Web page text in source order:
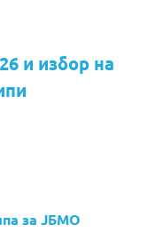
и избор на
за ЈБМО